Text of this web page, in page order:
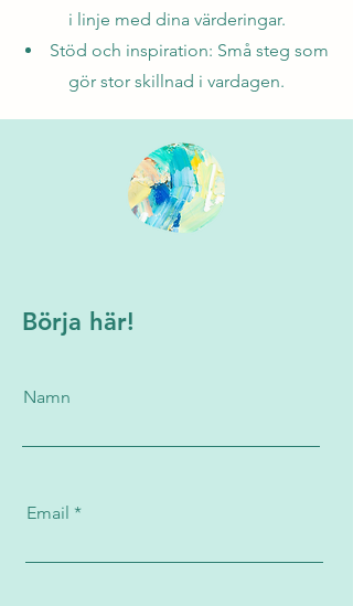
i linje med dina värderingar.
Stöd och inspiration: Små steg som
gör stor skillnad i vardagen.
Börja här!
Namn
Email